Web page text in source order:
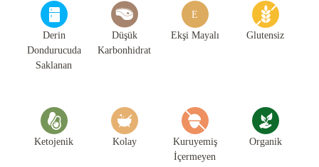
Derin
Dondurucuda
Saklanan
Düşük
Karbonhidrat
E
Ekşi Mayalı Glutensiz
Ketojenik Kolay
Kuruyemiş
İçermeyen
Organik